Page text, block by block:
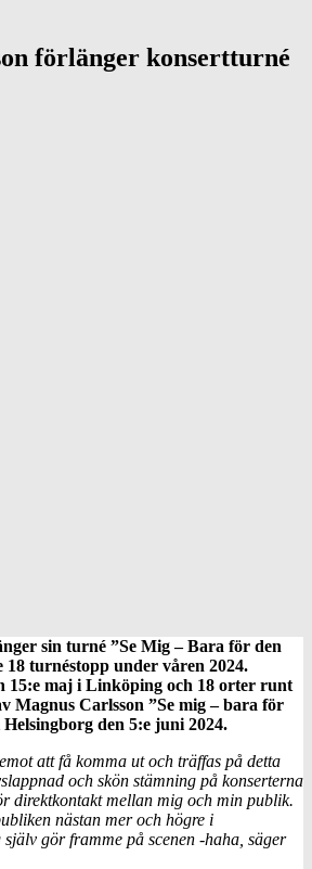
förlänger konsertturné
sin turné ”Se Mig – Bara för den
turnéstopp under våren 2024.
15:e maj i Linköping och 18 orter runt
Magnus Carlsson ”Se mig – bara för
den 5:e juni 2024.
att få komma ut och träffas på detta
och skön stämning på konserterna
direktkontakt mellan mig och min publik.
nästan mer och högre i
gör framme på scenen -haha, säger